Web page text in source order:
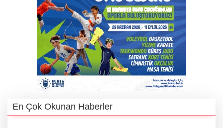
En Çok Okunan Haberler